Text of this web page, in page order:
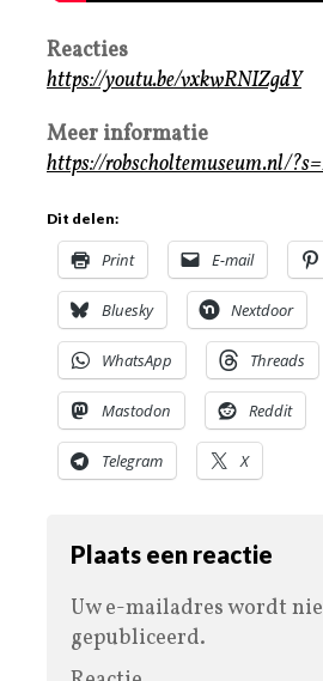
Reacties
https://youtu.be/vxkwRNIZgdY
Meer informatie
https://robscholtemuseum.nl/
Dit delen:
Print E-mail
Bluesky Nextdoor
WhatsApp Threads
Mastodon Reddit
Telegram X
Plaats een reactie
Uw e-mailadres wordt
gepubliceerd.